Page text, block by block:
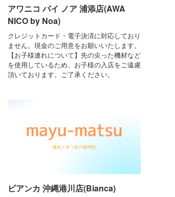
アワニコ バイ ノア 浦添店(AWA
NICO by Noa)
クレジットカード・電子決済に対応しており
ません。現金のご用意をお願いいたします。
【お子様連れについて】先の尖った機材など
を使用しているため、お子様の入店をご遠慮
頂いております。ご了承ください。
ビアンカ 沖縄港川店(Bianca)